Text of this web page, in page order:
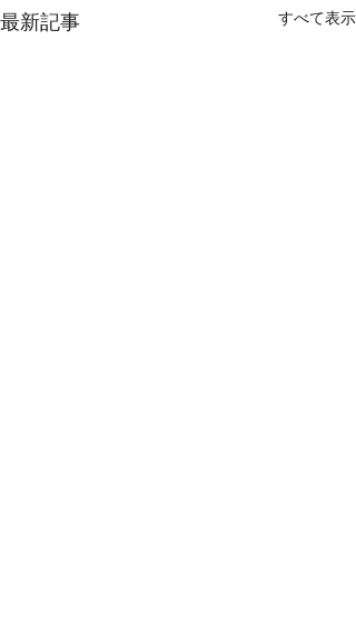
最新記事 すべて表示